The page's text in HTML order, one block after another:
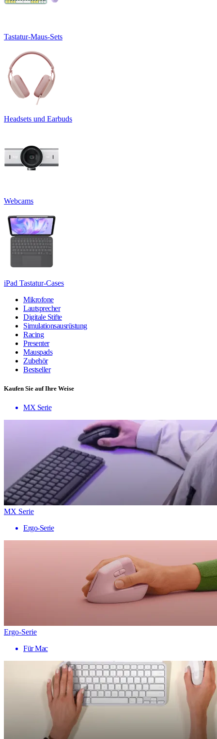
Tastatur-Maus-Sets
Headsets und Earbuds
Webcams
iPad Tastatur-Cases
Mikrofone
Lautsprecher
Digitale Stifte
Simulationsausrüstung
Racing
Presenter
Mauspads
Zubehör
Bestseller
Kaufen Sie auf Ihre Weise
MX Serie
MX Serie
Ergo-Serie
Ergo-Serie
Für Mac